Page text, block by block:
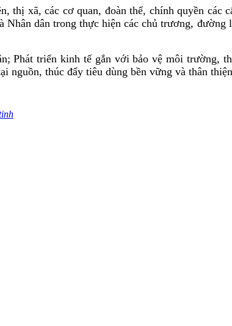
xã, các cơ quan, đoàn thể, chính quyền các
dân trong thực hiện các chủ trương, đường
Phát triển kinh tế gắn với bảo vệ môi trường,
nguồn, thúc đẩy tiêu dùng bền vững và thân